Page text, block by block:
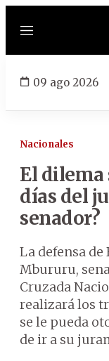
Menú
09 ago 2026
Nacionales
El dilema
días del
senador?
La defensa de
Mbururu,
Cruzada
realizará los
se le pueda
de ir a su